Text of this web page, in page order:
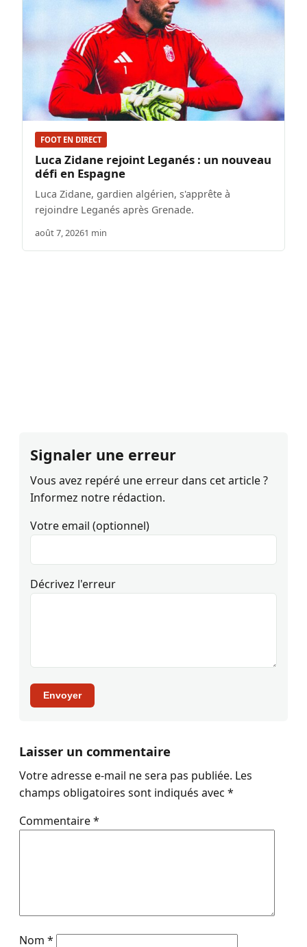
FOOT EN DIRECT
Luca Zidane rejoint Leganés : un nouveau
défi en Espagne
Luca Zidane, gardien algérien, s'apprête à
rejoindre Leganés après Grenade.
août 7, 20261 min
Signaler une erreur
Vous avez repéré une erreur dans cet article ?
Informez notre rédaction.
Votre email (optionnel)
Décrivez l'erreur
Envoyer
Laisser un commentaire
Votre adresse e-mail ne sera pas publiée. Les
champs obligatoires sont indiqués avec *
Commentaire*
Nom *